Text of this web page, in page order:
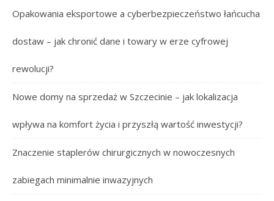
Opakowania eksportowe a cyberbezpieczeństwo łańcucha
dostaw – jak chronić dane i towary w erze cyfrowej
rewolucji?
Nowe domy na sprzedaż w Szczecinie – jak lokalizacja
wpływa na komfort życia i przyszłą wartość inwestycji?
Znaczenie staplerów chirurgicznych w nowoczesnych
zabiegach minimalnie inwazyjnych